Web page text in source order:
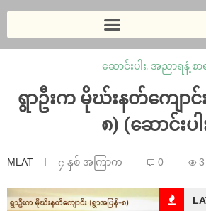
ဆောင်းပါး, အညာရနံ့ စာ
ရွာဦးက မိုဃ်းနတ်ကျောင်
၈) (ဆောင်းပါ
MLAT ၄ နှစ် အကြာက 0 3